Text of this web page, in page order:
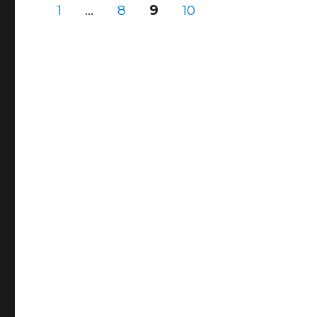
に
投
固
1 …
固
8
固
9
固
10